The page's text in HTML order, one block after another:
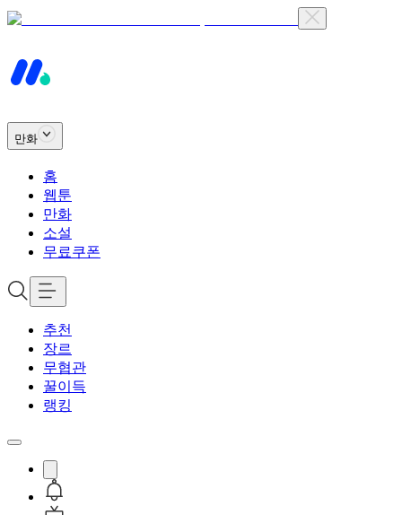
만화
홈
웹툰
만화
소설
무료쿠폰
추천
장르
무협관
꿀이득
랭킹